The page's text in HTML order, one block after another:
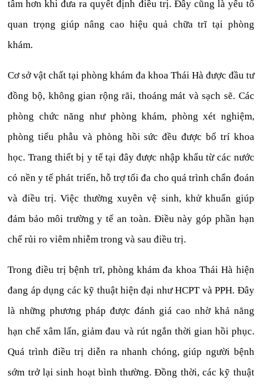
tâm hơn khi đưa ra quyết định điều trị. Đây cũng là yếu tố
quan trọng giúp nâng cao hiệu quả chữa trĩ tại phòng
khám.
Cơ sở vật chất tại phòng khám đa khoa Thái Hà được đầu tư
đồng bộ, không gian rộng rãi, thoáng mát và sạch sẽ. Các
phòng chức năng như phòng khám, phòng xét nghiệm,
phòng tiểu phẫu và phòng hồi sức đều được bố trí khoa
học. Trang thiết bị y tế tại đây được nhập khẩu từ các nước
có nền y tế phát triển, hỗ trợ tối đa cho quá trình chẩn đoán
và điều trị. Việc thường xuyên vệ sinh, khử khuẩn giúp
đảm bảo môi trường y tế an toàn. Điều này góp phần hạn
chế rủi ro viêm nhiễm trong và sau điều trị.
Trong điều trị bệnh trĩ, phòng khám đa khoa Thái Hà hiện
đang áp dụng các kỹ thuật hiện đại như HCPT và PPH. Đây
là những phương pháp được đánh giá cao nhờ khả năng
hạn chế xâm lấn, giảm đau và rút ngắn thời gian hồi phục.
Quá trình điều trị diễn ra nhanh chóng, giúp người bệnh
sớm trở lại sinh hoạt bình thường. Đồng thời, các kỹ thuật